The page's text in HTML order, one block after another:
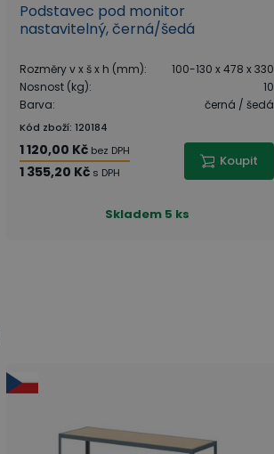
Podstavec pod monitor
nastavitelný, černá/šedá
Rozměry v x š x h (mm):
100-130 x 478 x 330
Nosnost (kg):
10
Barva: černá / šedá
Kód zboží:120184
1 120,00 Kč bez DPH
1 355,20 Kč s DPH
Koupit
Skladem 5 ks